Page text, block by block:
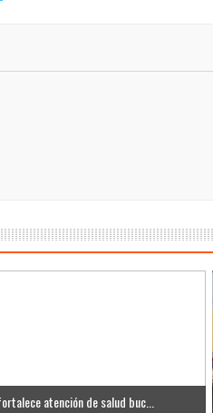
atención de salud buc...